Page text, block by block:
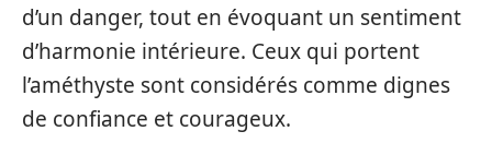
d’un danger, tout en évoquant un sentiment
d’harmonie intérieure. Ceux qui portent
l’améthyste sont considérés comme dignes
de confiance et courageux.